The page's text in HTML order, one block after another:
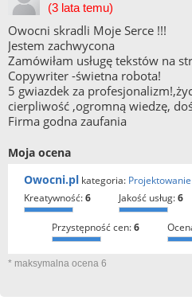
(3 lata temu)
Owocni skradli Moje Serce !!!
Jestem zachwycona
Zamówiłam usługę tekstów na
Copywriter -świetna robota!
5 gwiazdek za
cierpliwość ,ogromną wiedzę,
Firma godna zaufania
Moja ocena
Owocni.pl kategoria:
kreatywność:6 jakość usług:6
przystępność cen:6
* maksymalna ocena 6